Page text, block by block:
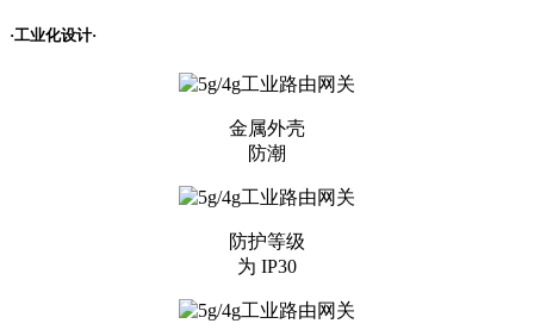
·工业化设计·
金属外壳
防潮
防护等级
为 IP30